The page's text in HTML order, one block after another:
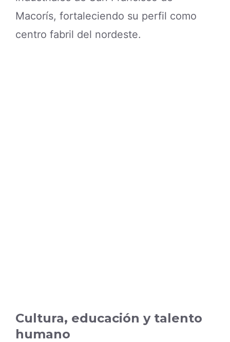
Macorís, fortaleciendo su perfil como
centro fabril del nordeste.
Cultura, educación y talento
humano